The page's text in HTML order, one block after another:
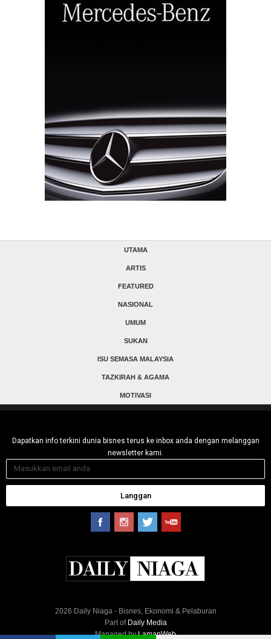
UTAMA
ARTIS
FEATURED
NASIONAL
UMUM
SUKAN
ISU SEMASA MALAYSIA
TAZKIRAH & AGAMA
MOTIVASI
Dapatkan info terkini dunia bisnes terus ke inbox anda dengan melanggan
newsletter kami.
Langgan
2026 Daily Niaga - Bisnes, Ekonomi & Pelaburan
Part of Daily Media
Managed byLamanWeb